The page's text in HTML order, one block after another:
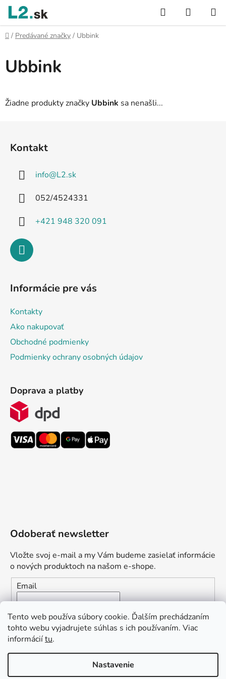
Tento web používa súbory cookie. Ďalším prechádzaním
tohto webu vyjadrujete súhlas s ich používaním. Viac
informáciítu.
Nastavenie
Prejsť
obsah
Hľadať
KOŠÍK
Domov
/ Predávané značky / Ubbink
Ubbink
Žiadne produkty značky Ubbink sa nenašli...
Kontakt
info@L2.sk
052/4524331
+421 948 320 091
Informácie pre vás
Kontakty
Ako nakupovať
Obchodné podmienky
Podmienky ochrany osobných údajov
Doprava a platby
Odoberať newsletter
Vložte svoj e-mail a my Vám budeme zasielať informácie
o nových produktoch na našom e-shope.
Email
Vložením e-mailu súhlasíte s
podmienkami ochrany
osobných údajov
môžem pomôcť?“